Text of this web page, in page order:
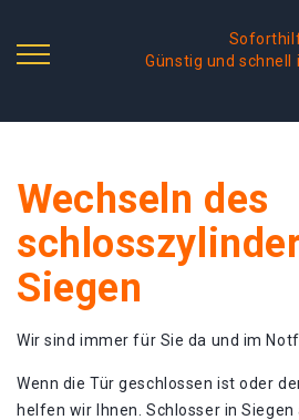
Günstig und schnell
Wechseln des
Siegen
Wir sind immer für Sie da und im
Wenn die Tür geschlossen ist oder
helfen wir Ihnen. Schlosser in